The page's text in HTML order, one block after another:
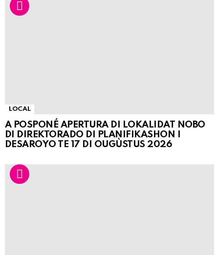
LOCAL
A POSPONÉ APERTURA DI LOKALIDAT NOBO
DI DIREKTORADO DI PLANIFIKASHON I
DESAROYO TE 17 DI OUGÙSTUS 2026